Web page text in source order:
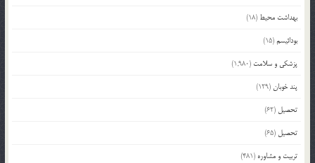
بهداشت محیط (18)
بودائیسم(15)
پزشکی و سلامت (1,980)
پند خوبان (129)
تحصیل (62)
تحصیل (65)
تربیت و مشاوره (481)